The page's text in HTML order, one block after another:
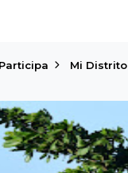
Participa Mi Distrito